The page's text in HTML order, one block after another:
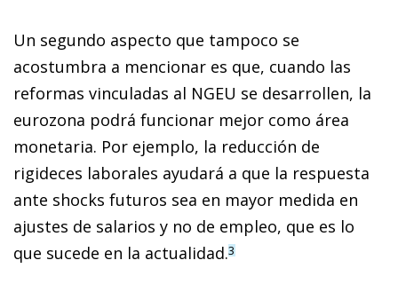
Un segundo aspecto que tampoco se
acostumbra a mencionar es que, cuando las
reformas vinculadas al NGEU se desarrollen, la
eurozona podrá funcionar mejor como área
monetaria. Por ejemplo, la reducción de
rigideces laborales ayudará a que la respuesta
ante shocks futuros sea en mayor medida en
ajustes de salarios y no de empleo, que es lo
que sucede en la actualidad.3